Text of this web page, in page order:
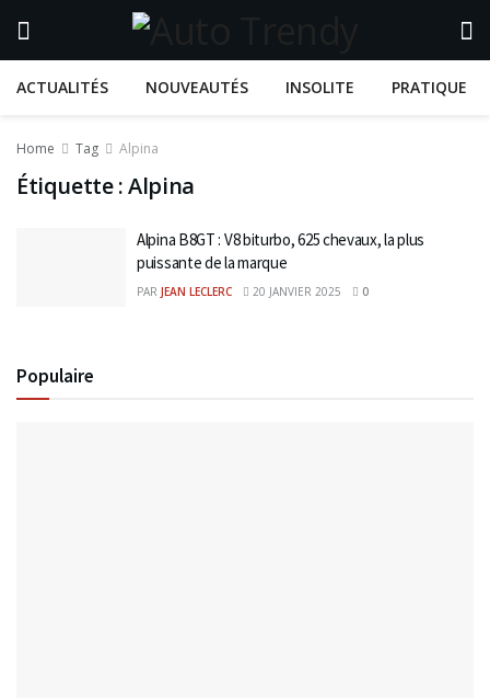
ACTUALITÉS NOUVEAUTÉS INSOLITE PRATIQUE
Home Tag Alpina
Étiquette :Alpina
Alpina B8GT : V8 biturbo, 625 chevaux, la plus
puissante de la marque
PAR JEAN LECLERC 20 JANVIER 2025 0
Populaire